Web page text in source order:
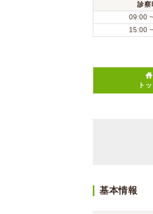
診察
09:00
15:00
ト
基本情報